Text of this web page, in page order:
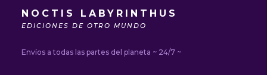
NOCTIS LABYRINTHUS
EDICIONES DE OTRO MUNDO
Envíos a todas las partes del planeta ~ 24/7 ~